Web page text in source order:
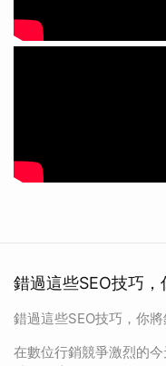
錯過這些SEO技巧
錯過這些SEO技巧，你
在數位行銷競爭激烈的